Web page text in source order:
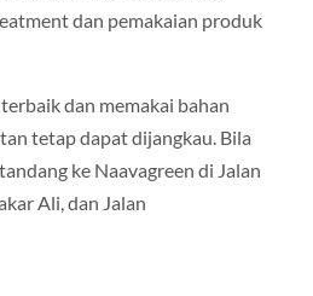
dan pemakaian produk
dan memakai bahan
tetap dapat dijangkau. Bila
ke Naavagreen di Jalan
Ali, dan Jalan